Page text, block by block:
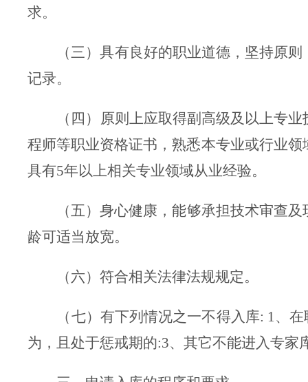
求。
（三）具有良好的职业道德， 坚持原则
记录。
（四） 原则上应取得副高级及以上专
程师等职业资格证书，熟悉本专业或行业
具有5年以上相关专业领域从业经验。
（五）身心健康，能够承担技术审查
龄可适当放宽。
（六）符合相关法律法规规定。
（七）有下列情况之一不得入库: 1、
为，且处于惩戒期的:3、其它不能进入专家